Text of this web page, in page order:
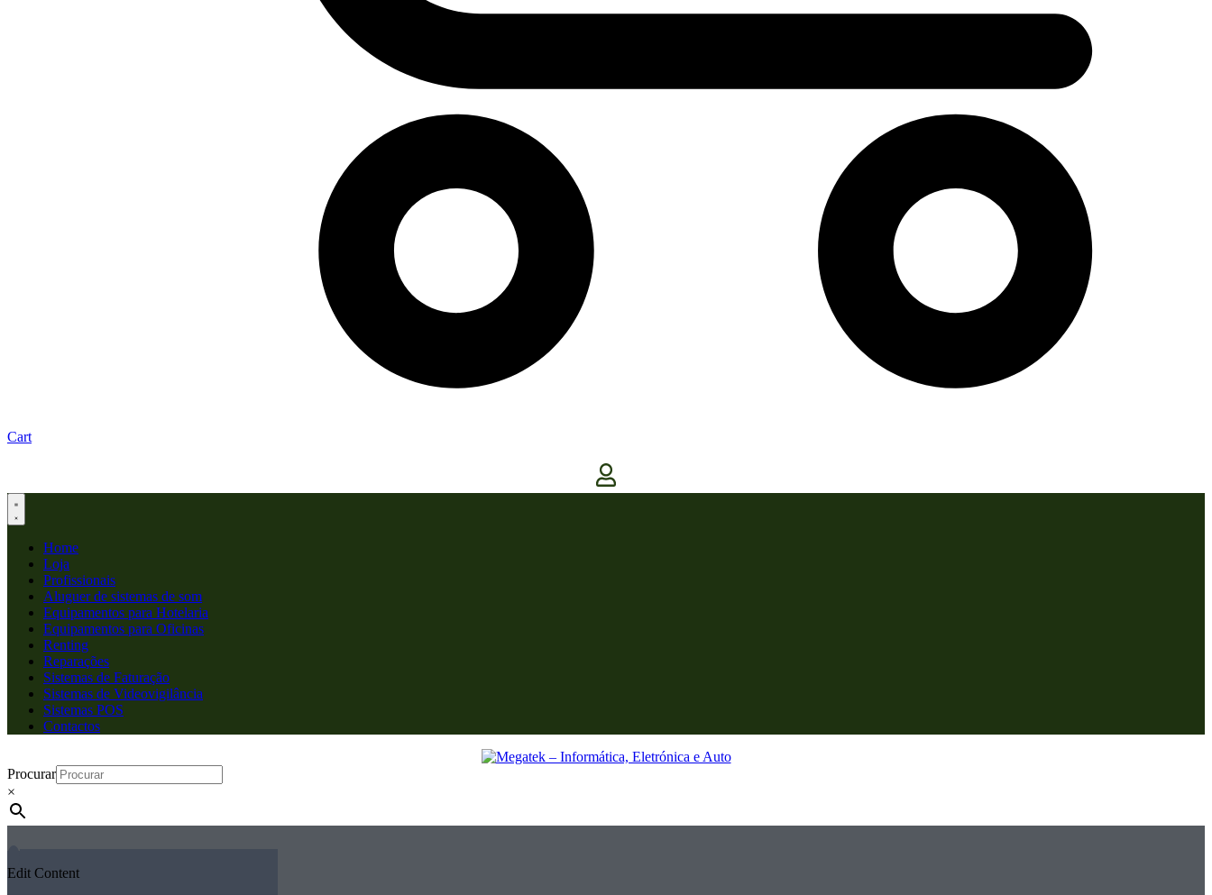
Cart
Home
Loja
Profissionais
Aluguer de sistemas de som
Equipamentos para Hotelaria
Equipamentos para Oficinas
Renting
Reparações
Sistemas de Faturação
Sistemas de Videovigilância
Sistemas POS
Contactos
Procurar
×
Edit Content